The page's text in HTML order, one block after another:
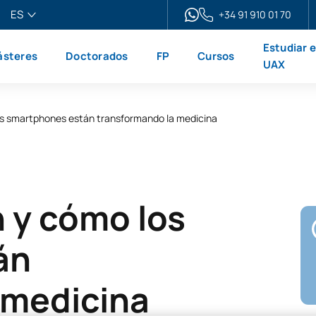
ES
+34 91 910 01 70
Doctorados FP Cursos
Estudiar
UAX
smartphones están transformando la medicina
y cómo los